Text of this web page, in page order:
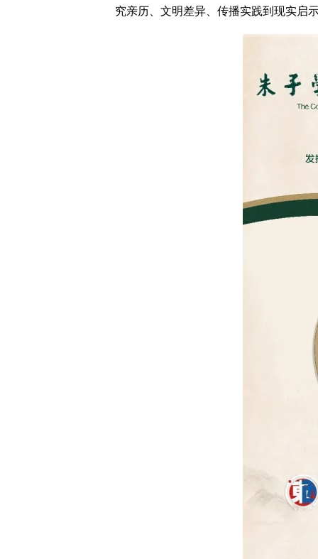
究亲历、文明差异、传播实践到现实启